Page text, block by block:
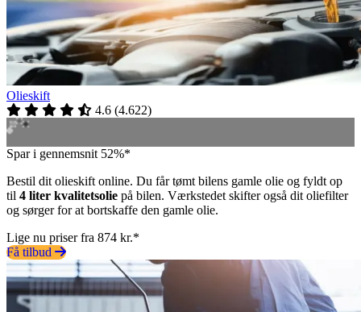
Olieskift
4.6 (4.622)
Spar i gennemsnit 52%*
Bestil dit olieskift online. Du får tømt bilens gamle olie og fyldt op
til 4 liter kvalitetsolie på bilen. Værkstedet skifter også dit oliefilter
og sørger for at bortskaffe den gamle olie.
Lige nu priser fra 874 kr.*
Få tilbud